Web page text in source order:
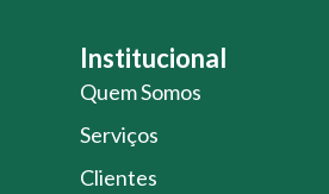
Institucional
Quem Somos
Serviços
Clientes